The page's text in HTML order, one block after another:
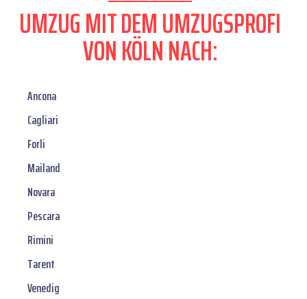
UMZUG MIT DEM UMZUGSPROFI
VON KÖLN NACH:
Ancona
Cagliari
Forli
Mailand
Novara
Pescara
Rimini
Tarent
Venedig